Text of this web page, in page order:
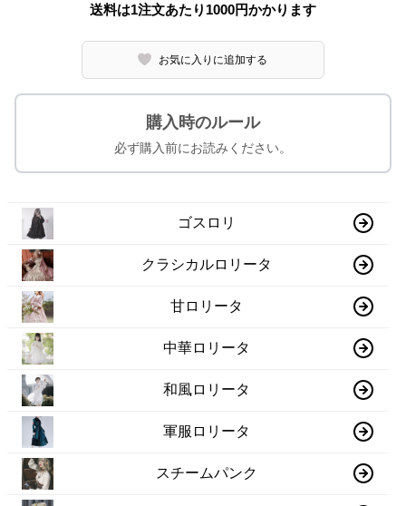
送料は1注文あたり 1000円かかります
お気に入りに追加する
購入時のルール
必ず購入前にお読みください。
ゴスロリ
クラシカルロリータ
甘ロリータ
中華ロリータ
和風ロリータ
軍服ロリータ
スチームパンク